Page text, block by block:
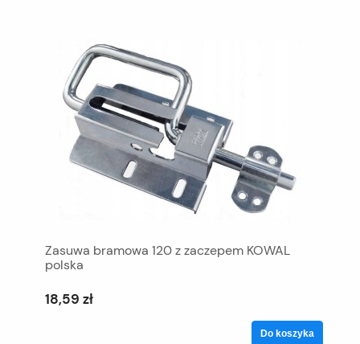
Zasuwa bramowa 120 z zaczepem KOWAL
polska
18,59 zł
Do koszyka